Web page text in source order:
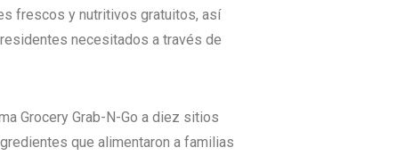
frescos y nutritivos gratuitos, así
necesitados a través de
Grocery Grab-N-Go a diez sitios
que alimentaron a familias